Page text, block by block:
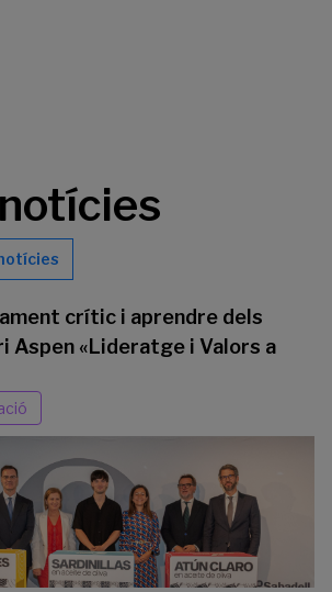
crític i aprendre dels
Aspen «Lideratge i Valors a